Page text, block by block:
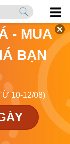
- MUA
BẠN
10-12/08)